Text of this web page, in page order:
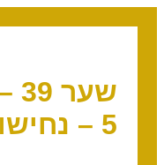
5 – נחישות